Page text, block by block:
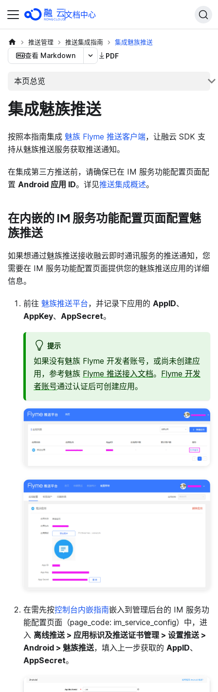
文档中心
推送管理 推送集成指南 集成魅族推送
查看 Markdown PDF
本页总览
集成魅族推送
按照本指南集成 魅族 Flyme 推送客户端，让融云 SDK 支
持从魅族推送服务获取推送通知。
在集成第三方推送前，请确保已在 IM 服务功能配置页面配
置 Android 应用 ID。详见推送集成概述。
在内嵌的 IM 服务功能配置页面配置魅
族推送
如果想通过魅族推送接收融云即时通讯服务的推送通知，您
需要在 IM 服务功能配置页面提供您的魅族推送应用的详细
信息。
前往 魅族推送平台，并记录下应用的 AppID、
AppKey、 AppSecret。
提示
如果没有魅族 Flyme 开发者账号，或尚未创建应
用，参考魅族 Flyme 推送接入文档。 Flyme 开发
者账号通过认证后可创建应用。
在需先按控制台内嵌指南嵌入到管理后台的 IM 服务功
能配置页面（page_code: im_service_config）中，进
入 离线推送 > 应用标识及推送证书管理 > 设置推送 >
Android > 魅族推送，填入上一步获取的 AppID、
AppSecret。